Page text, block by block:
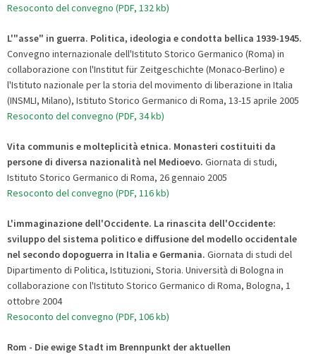
Resoconto del convegno (PDF, 132 kb)
L'"asse" in guerra. Politica, ideologia e condotta bellica 1939-1945.
Convegno internazionale dell'Istituto Storico Germanico (Roma) in
collaborazione con l'Institut für Zeitgeschichte (Monaco-Berlino) e
l'Istituto nazionale per la storia del movimento di liberazione in Italia
(INSMLI, Milano), Istituto Storico Germanico di Roma, 13-15 aprile 2005
Resoconto del convegno (PDF, 34 kb)
Vita communis e molteplicità etnica. Monasteri costituiti da
persone di diversa nazionalità nel Medioevo. Giornata di studi,
Istituto Storico Germanico di Roma, 26 gennaio 2005
Resoconto del convegno (PDF, 116 kb)
L'immaginazione dell'Occidente. La rinascita dell'Occidente:
sviluppo del sistema politico e diffusione del modello occidentale
nel secondo dopoguerra in Italia e Germania. Giornata di studi del
Dipartimento di Politica, Istituzioni, Storia. Università di Bologna in
collaborazione con l'Istituto Storico Germanico di Roma, Bologna, 1
ottobre 2004
Resoconto del convegno (PDF, 106 kb)
Rom - Die ewige Stadt im Brennpunkt der aktuellen